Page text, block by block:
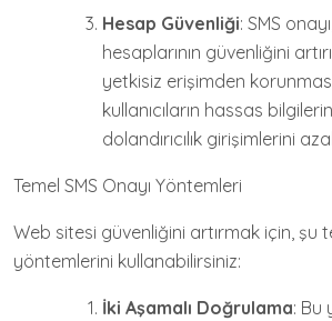
Hesap Güvenliği: SMS
hesaplarının güvenliğini
yetkisiz erişimden
kullanıcıların hassas
dolandırıcılık girişimlerini
Temel SMS Onayı Yöntemleri
Web sitesi güvenliğini artırmak için, şu
yöntemlerini kullanabilirsiniz:
İki Aşamalı Doğrulama: Bu